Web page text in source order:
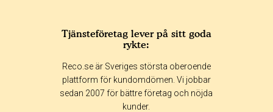
365 dagar 90 dagar
30 dagar
Tjänsteföretag lever på sitt goda
rykte:
Reco.se är Sveriges största oberoende
plattform för kundomdömen. Vi jobbar
sedan 2007 för bättre företag och nöjda
kunder.